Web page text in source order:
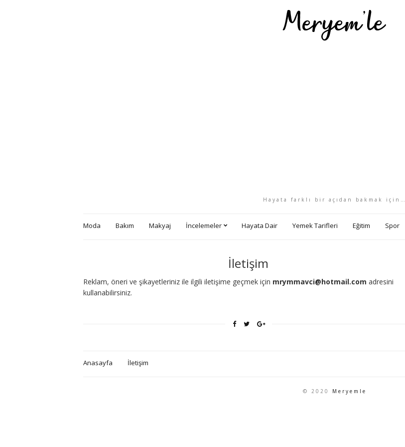
Hayata farklı bir açıdan bakmak için…
Moda Bakım Makyaj İncelemeler Hayata Dair Yemek Tarifleri Eğitim Spor
İletişim
Reklam, öneri ve şikayetleriniz ile ilgili iletişime geçmek için mrymmavci@hotmail.com adresini
kullanabilirsiniz.
Anasayfa İletişim
© 2020 Meryemle